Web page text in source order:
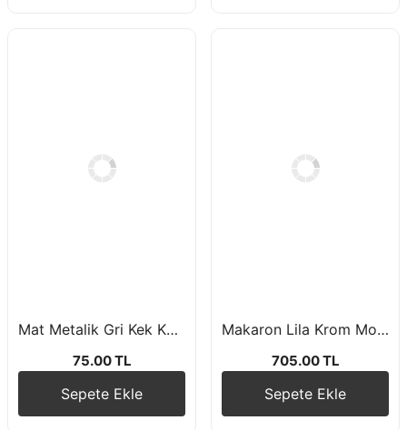
Mat Metalik Gri Kek Kapsülü 15 Adet
75.00 TL
Sepete Ekle
Makaron Lila Krom Mor Krom Gümüş Balon Zincir Seti
705.00 TL
Sepete Ekle